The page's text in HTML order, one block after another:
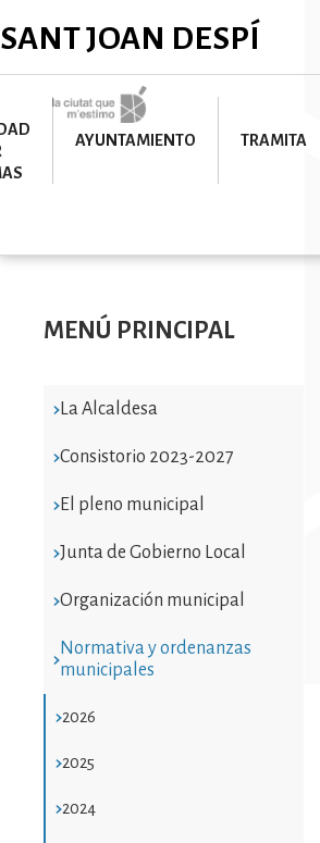
al
SANT JOAN DESPÍ
Imatge
AYUNTAMIENTO TRAMITA
MENÚ PRINCIPAL
La Alcaldesa
Consistorio 2023-2027
El pleno municipal
Junta de Gobierno Local
Organización municipal
Normativa y ordenanzas
municipales
2026
2025
2024